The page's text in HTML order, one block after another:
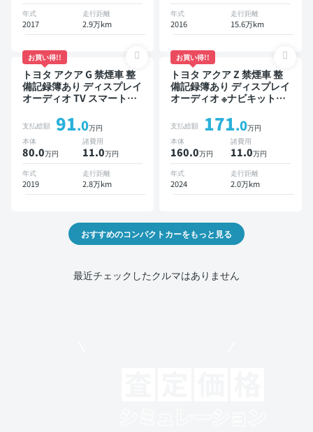
年式
2017
走行距離
2.9万km
年式
2016
走行距離
15.6万km
お買い得!!
トヨタ アクア G 禁煙車 整
備記録簿あり ディスプレイ
オーディオ TV スマートキ
突軽減
支払総額 91.0万円
本体
80.0万円
諸費用
11.0万円
年式
2019
走行距離
2.8万km
お買い得!!
トヨタ アクア Z 禁煙車 整
備記録簿あり ディスプレイ
オーディオ ※ナビキットあ
ヤレスキー スマートキー
ETC バックモニター 全方
位カメラ 衝突軽減
支払総額 171.0万円
本体
160.0万円
諸費用
11.0万円
年式
2024
走行距離
2.0万km
おすすめのコンパクトカーをもっと見る
最近チェックしたクルマはありません